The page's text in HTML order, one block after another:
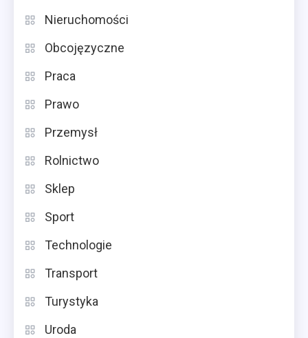
Nieruchomości
Obcojęzyczne
Praca
Prawo
Przemysł
Rolnictwo
Sklep
Sport
Technologie
Transport
Turystyka
Uroda